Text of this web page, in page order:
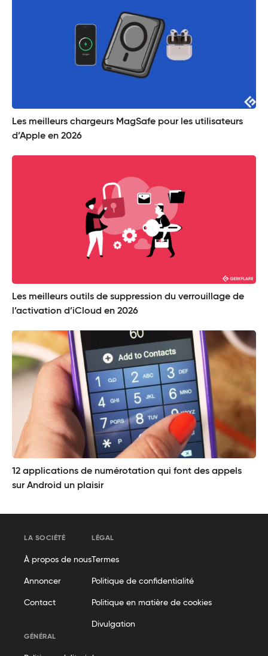
Les meilleurs chargeurs MagSafe pour les utilisateurs
d’Apple en 2026
Les meilleurs outils de suppression du verrouillage de
l’activation d’iCloud en 2026
12 applications de numérotation qui font des appels
sur Android un plaisir
LA SOCIÉTÉ
À propos de nous
Annoncer
Contact
LÉGAL
Termes
Politique de confidentialité
Politique en matière de cookies
Divulgation
GÉNÉRAL